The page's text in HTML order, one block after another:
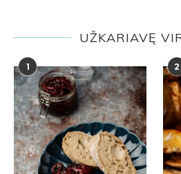
UŽKARIAVĘ
1 2